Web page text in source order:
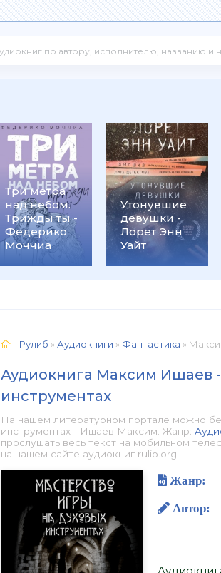
Три метра
над небом.
Трижды ты -
Федерико
Моччиа
Утонувшие
девушки -
Лорет Энн
Уайт
Рулиб »Аудиокниги » Фантастика »
Аудиокнига Максим Ишаев
инструментах
На нашем литературном портале можно
инструментах - Ишаев Максим. Жанр:
прослушать весь текст на мобильном
на нашем сайте аудиокниг rulib.org.
Жанр:
Автор: